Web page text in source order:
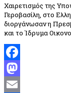
Χαιρετισμός της
Γεροβασίλη, στο
διοργάνωσαν η
και το Ίδρυμα
Facebook
Mastodon